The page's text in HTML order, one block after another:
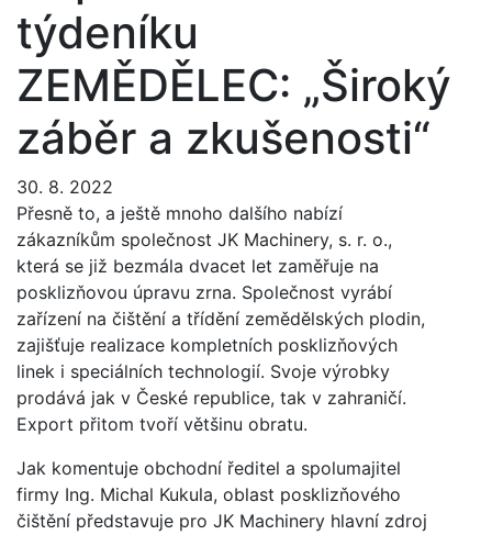
týdeníku
ZEMĚDĚLEC: „Široký
záběr a zkušenosti“
30. 8. 2022
Přesně to, a ještě mnoho dalšího nabízí
zákazníkům společnost JK Machinery, s. r. o.,
která se již bezmála dvacet let zaměřuje na
posklizňovou úpravu zrna. Společnost vyrábí
zařízení na čištění a třídění zemědělských plodin,
zajišťuje realizace kompletních posklizňových
linek i speciálních technologií. Svoje výrobky
prodává jak v České republice, tak v zahraničí.
Export přitom tvoří většinu obratu.
Jak komentuje obchodní ředitel a spolumajitel
firmy Ing. Michal Kukula, oblast posklizňového
čištění představuje pro JK Machinery hlavní zdroj